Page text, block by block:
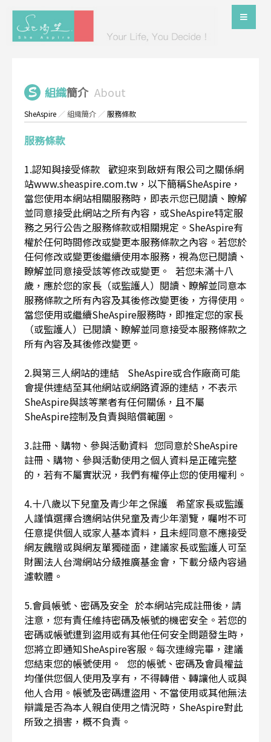
組織簡介 About
SheAspire ／組織簡介 ／服務條款
服務條款
1.認知與接受條款 歡迎來到啟妍有限公司之關係網
站www.sheaspire.com.tw，以下簡稱SheAspire，
當您使用本網站相關服務時，即表示您已閱讀、瞭解
並同意接受此網站之所有內容，或SheAspire特定服
務之另行公告之服務條款或相關規定。SheAspire有
權於任何時間修改或變更本服務條款之內容。若您於
任何修改或變更後繼續使用本服務，視為您已閱讀、
瞭解並同意接受該等修改或變更。 若您未滿十八
歲，應於您的家長（或監護人）閱讀、瞭解並同意本
服務條款之所有內容及其後修改變更後，方得使用。
當您使用或繼續SheAspire服務時，即推定您的家長
（或監護人）已閱讀、瞭解並同意接受本服務條款之
所有內容及其後修改變更。
2.與第三人網站的連結 SheAspire或合作廠商可能
會提供連結至其他網站或網路資源的連結，不表示
SheAspire與該等業者有任何關係，且不屬
SheAspire控制及負責與賠償範圍。
3.註冊、購物、參與活動資料 您同意於SheAspire
註冊、購物、參與活動使用之個人資料是正確完整
的，若有不屬實狀況，我們有權停止您的使用權利。
4.十八歲以下兒童及青少年之保護 希望家長或監護
人謹慎選擇合適網站供兒童及青少年瀏覽，囑咐不可
任意提供個人或家人基本資料，且未經同意不應接受
網友餽贈或與網友單獨碰面，建議家長或監護人可至
財團法人台灣網站分級推廣基金會，下載分級內容過
濾軟體。
5.會員帳號、密碼及安全 於本網站完成註冊後，請
注意，您有責任維持密碼及帳號的機密安全。若您的
密碼或帳號遭到盜用或有其他任何安全問題發生時，
您將立即通知SheAspire客服。每次連線完畢，建議
您結束您的帳號使用。 您的帳號、密碼及會員權益
均僅供您個人使用及享有，不得轉借、轉讓他人或與
他人合用。帳號及密碼遭盜用、不當使用或其他無法
辯識是否為本人親自使用之情況時，SheAspire對此
所致之損害，概不負責。